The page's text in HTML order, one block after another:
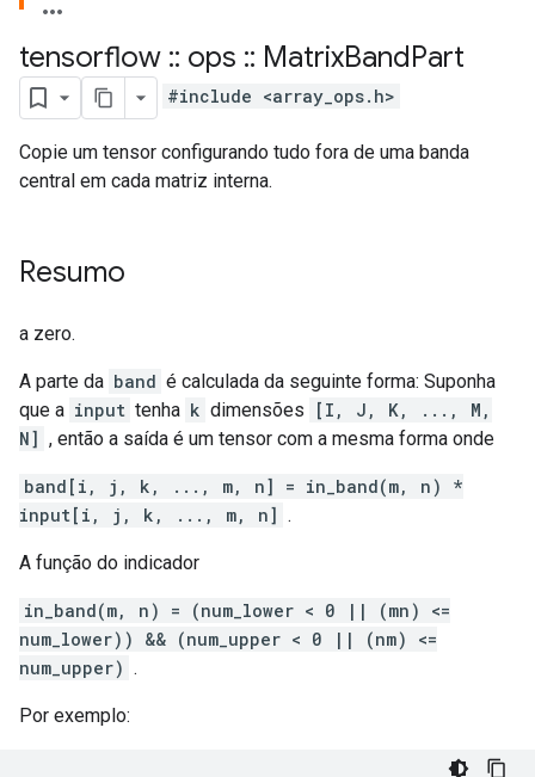
tensorflow :: ops :: MatrixBandPart
#include <array_ops.h>
Copie um tensor configurando tudo fora de uma banda
central em cada matriz interna.
Resumo
a zero.
A parte da band é calculada da seguinte forma: Suponha
que a input tenha k dimensões
[I, J, K, ..., M,
N] , então a saída é um tensor com a mesma forma onde
band[i, j, k, ..., m, n] = in_band(m, n) *
input[i, j, k, ..., m, n] .
A função do indicador
in_band(m, n) = (num_lower < 0 || (mn) <=
num_lower)) && (num_upper < 0 || (nm) <=
num_upper) .
Por exemplo: